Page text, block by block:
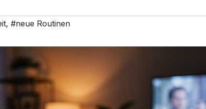
, #neue Routinen